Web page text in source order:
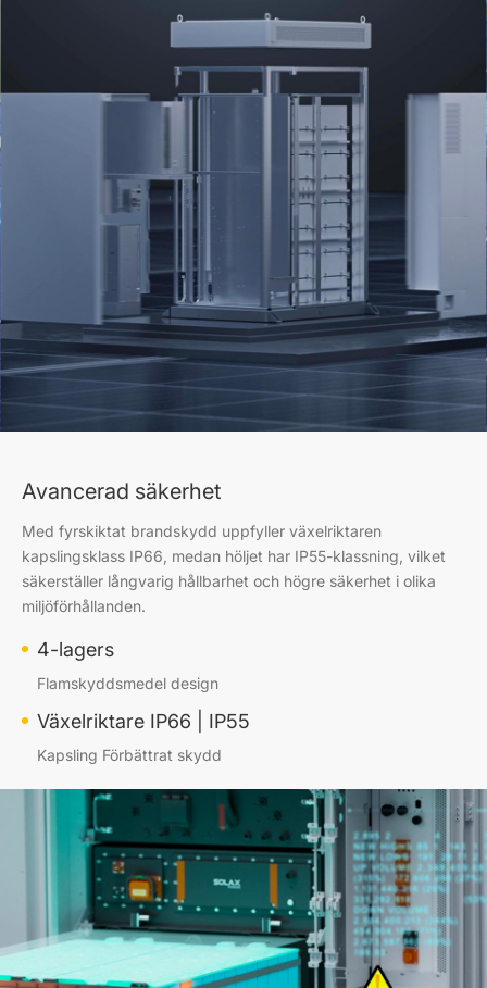
Avancerad säkerhet
Med fyrskiktat brandskydd uppfyller växelriktaren
kapslingsklass IP66, medan höljet har IP55-klassning, vilket
säkerställer långvarig hållbarhet och högre säkerhet i olika
miljöförhållanden.
4-lagers
Flamskyddsmedel design
Växelriktare IP66 | IP55
Kapsling Förbättrat skydd